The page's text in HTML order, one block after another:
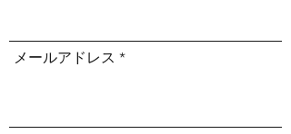
メールアドレス